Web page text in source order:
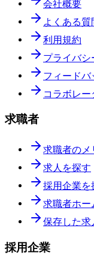
会社概要
よくある質
利用規約
プライバシ
フィードバ
コラボレー
求職者
求職者のメ
求人を探す
採用企業を
求職者ホー
保存した求
採用企業